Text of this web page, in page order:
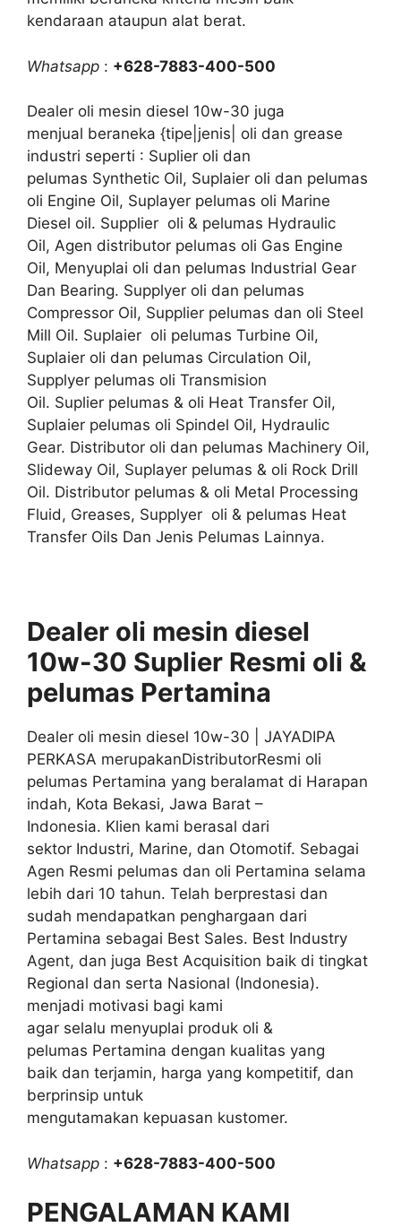
kendaraan ataupun alat berat.
Whatsapp : +628-7883-400-500
Dealer oli mesin diesel 10w-30 juga
menjual beraneka {tipe|jenis| oli dan grease
industri seperti : Suplier oli dan
pelumas Synthetic Oil, Suplaier oli dan pelumas
oli Engine Oil, Suplayer pelumas oli Marine
Diesel oil. Supplier oli & pelumas Hydraulic
Oil, Agen distributor pelumas oli Gas Engine
Oil, Menyuplai oli dan pelumas Industrial Gear
Dan Bearing. Supplyer oli dan pelumas
Compressor Oil, Supplier pelumas dan oli Steel
Mill Oil. Suplaier oli pelumas Turbine Oil,
Suplaier oli dan pelumas Circulation Oil,
Supplyer pelumas oli Transmision
Oil. Suplier pelumas & oli Heat Transfer Oil,
Suplaier pelumas oli Spindel Oil, Hydraulic
Gear. Distributor oli dan pelumas Machinery Oil,
Slideway Oil, Suplayer pelumas & oli Rock Drill
Oil. Distributor pelumas & oli Metal Processing
Fluid, Greases, Supplyer oli & pelumas Heat
Transfer Oils Dan Jenis Pelumas Lainnya.
Dealer oli mesin diesel
10w-30 Suplier Resmi oli &
pelumas Pertamina
Dealer oli mesin diesel 10w-30 | JAYADIPA
PERKASA merupakanDistributorResmi oli
pelumas Pertamina yang beralamat di Harapan
indah, Kota Bekasi, Jawa Barat –
Indonesia. Klien kami berasal dari
sektor Industri, Marine, dan Otomotif. Sebagai
Agen Resmi pelumas dan oli Pertamina selama
lebih dari 10 tahun. Telah berprestasi dan
sudah mendapatkan penghargaan dari
Pertamina sebagai Best Sales. Best Industry
Agent, dan juga Best Acquisition baik di tingkat
Regional dan serta Nasional (Indonesia).
menjadi motivasi bagi kami
agar selalu menyuplai produk oli &
pelumas Pertamina dengan kualitas yang
baik dan terjamin, harga yang kompetitif, dan
berprinsip untuk
mengutamakan kepuasan kustomer.
Whatsapp : +628-7883-400-500
PENGALAMAN KAMI